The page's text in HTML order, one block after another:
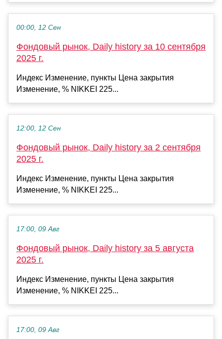
00:00, 12 Сен
Фондовый рынок, Daily history за 10 сентября
2025 г.
Индекс Изменение, пункты Цена закрытия
Изменение, % NIKKEI 225...
12:00, 12 Сен
Фондовый рынок, Daily history за 2 сентября
2025 г.
Индекс Изменение, пункты Цена закрытия
Изменение, % NIKKEI 225...
17:00, 09 Авг
Фондовый рынок, Daily history за 5 августа
2025 г.
Индекс Изменение, пункты Цена закрытия
Изменение, % NIKKEI 225...
17:00, 09 Авг